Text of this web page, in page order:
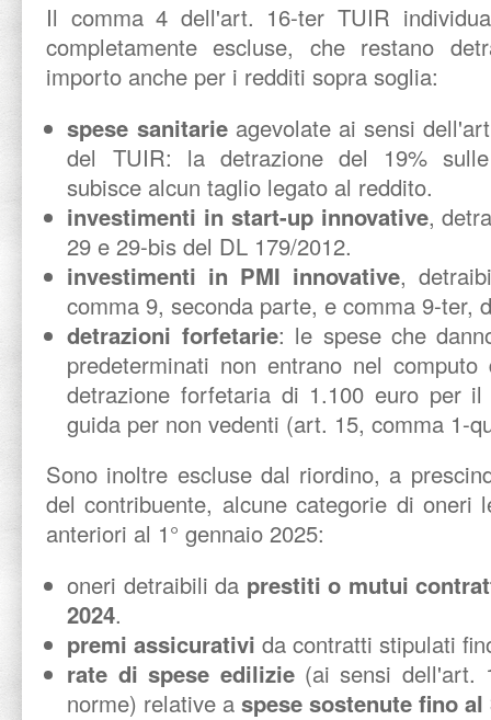
Il comma 4 dell'art. 16-ter TUIR
completamente escluse, che restano
importo anche per i redditi sopra soglia:
spese sanitarieagevolate ai sensi
del TUIR: la detrazione del 19%
subisce alcun taglio legato al reddito.
investimenti in start-up innovative,
29 e 29-bis del DL 179/2012.
investimenti in PMI innovative,
comma 9, seconda parte, e comma 9-ter,
detrazioni forfetarie: le spese che
predeterminati non entrano nel
detrazione forfetaria di 1.100 euro per
guida per non vedenti (art. 15, comma 1-
Sono inoltre escluse dal riordino, a
del contribuente, alcune categorie di oneri
anteriori al 1° gennaio 2025:
oneri detraibili da prestiti o mutui
2024.
premi assicurativi da contratti stipulati
rate di spese edilizie(ai sensi dell'art.
norme) relative aspese sostenute fino al